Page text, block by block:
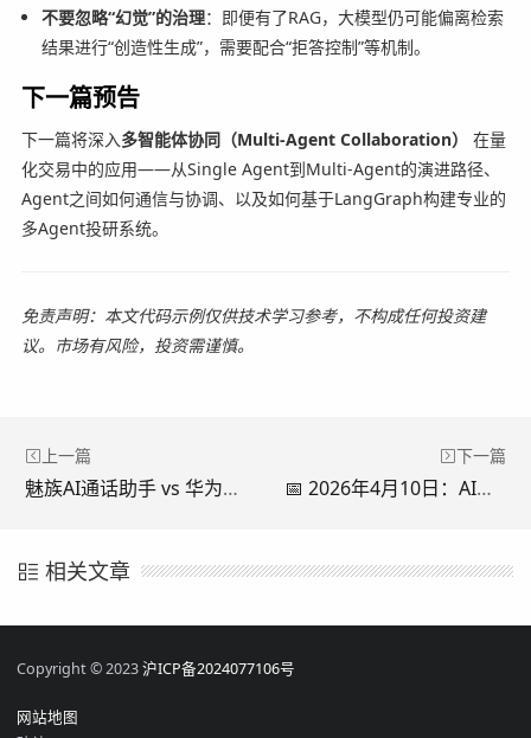
不要忽略“幻觉”的治理：即便有了RAG，大模型仍可能偏离检索
结果进行“创造性生成”，需要配合“拒答控制”等机制。
下一篇预告
下一篇将深入多智能体协同（Multi-Agent Collaboration）
在量
化交易中的应用——从Single Agent到Multi-Agent的演进路径、
Agent之间如何通信与协调、以及如何基于LangGraph构建专业的
多Agent投研系统。
免责声明：本文代码示例仅供技术学习参考，不构成任何投资建
议。市场有风险，投资需谨慎。
上一篇
魅族AI通话助手 vs 华为AI通话助手：2026年4月全面技术对比与深度解析
下一篇
📅 2026年4月10日：AI发文助手声明——从“纯手工码字”到“自动化写作工程”的完整进阶指南
相关文章
Copyright © 2023沪ICP备2024077106号
网站地图